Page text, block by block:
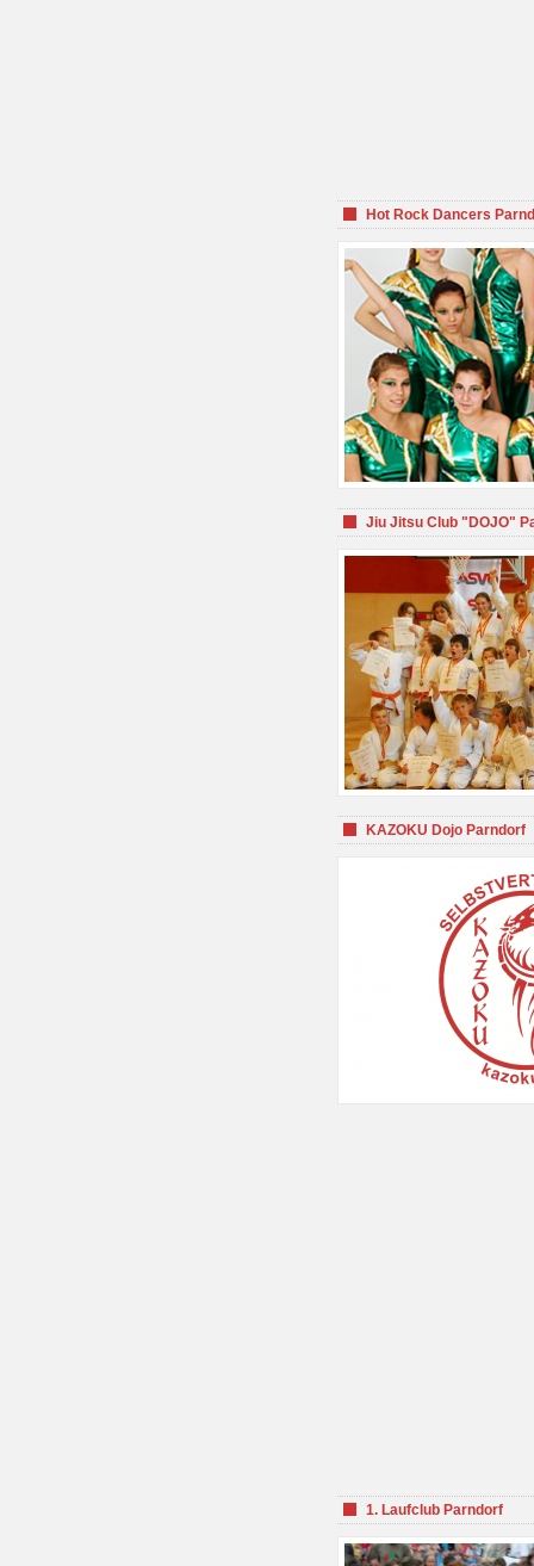
Hot Rock Dancers
Jiu Jitsu Club "DOJO"
KAZOKU Dojo Parndorf
1. Laufclub Parndorf